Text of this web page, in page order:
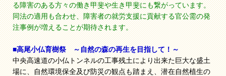
る障害のある方々の働き甲斐や生き甲斐にも繋がっています。
同法の適用も合わせ、障害者の就労支援に貢献する官公需の発
注事例が増えることが期待されます。
■高尾小仏育樹祭 ～自然の森の再生を目指して！～
中央高速道の小仏トンネルの工事残土により出来た巨大な盛土
場に、自然環境保全及び防災の観点も踏まえ、潜在自然植生の